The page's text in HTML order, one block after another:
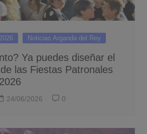
Noticias Arganda del Rey
Ya puedes diseñar el
las Fiestas Patronales
24/06/2026 0